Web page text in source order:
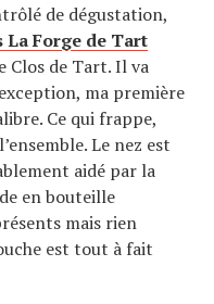
de dégustation,
La Forge de Tart
Clos de Tart. Il va
ma première
Ce qui frappe,
Le nez est
aidé par la
en bouteille
mais rien
est tout à fait